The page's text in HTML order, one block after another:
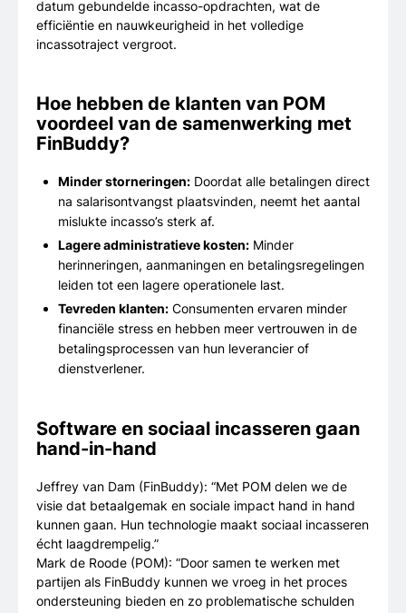
datum gebundelde incasso-opdrachten, wat de
efficiëntie en nauwkeurigheid in het volledige
incassotraject vergroot.
Hoe hebben de klanten van POM
voordeel van de samenwerking met
FinBuddy?
Minder storneringen: Doordat alle betalingen direct
na salarisontvangst plaatsvinden, neemt het aantal
mislukte incasso’s sterk af.
Lagere administratieve kosten: Minder
herinneringen, aanmaningen en betalingsregelingen
leiden tot een lagere operationele last.
Tevreden klanten: Consumenten ervaren minder
financiële stress en hebben meer vertrouwen in de
betalingsprocessen van hun leverancier of
dienstverlener.
Software en sociaal incasseren gaan
hand-in-hand
Jeffrey van Dam (FinBuddy): “Met POM delen we de
visie dat betaalgemak en sociale impact hand in hand
kunnen gaan. Hun technologie maakt sociaal incasseren
écht laagdrempelig.”
Mark de Roode (POM): “Door samen te werken met
partijen als FinBuddy kunnen we vroeg in het proces
ondersteuning bieden en zo problematische schulden